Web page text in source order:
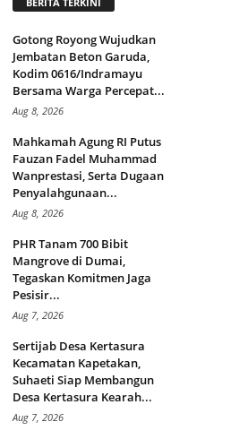
Gotong Royong Wujudkan
Jembatan Beton Garuda,
Kodim 0616/Indramayu
Bersama Warga Percepat...
Aug 8, 2026
Mahkamah Agung RI Putus
Fauzan Fadel Muhammad
Wanprestasi, Serta Dugaan
Penyalahgunaan...
Aug 8, 2026
PHR Tanam 700 Bibit
Mangrove di Dumai,
Tegaskan Komitmen Jaga
Pesisir...
Aug 7, 2026
Sertijab Desa Kertasura
Kecamatan Kapetakan,
Suhaeti Siap Membangun
Desa Kertasura Kearah...
Aug 7, 2026